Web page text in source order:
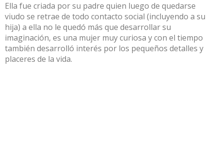
Ella fue criada por su padre quien luego de quedarse
viudo se retrae de todo contacto social (incluyendo a su
hija) a ella no le quedó más que desarrollar su
imaginación, es una mujer muy curiosa y con el tiempo
también desarrolló interés por los pequeños detalles y
placeres de la vida.